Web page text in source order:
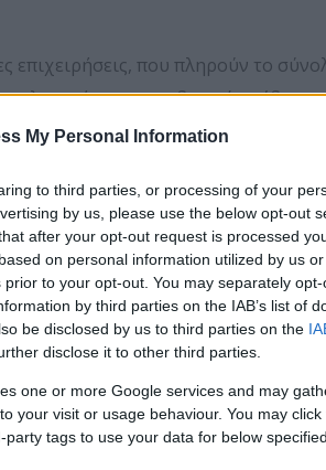
My Personal Information
to third parties, or processing of your
by us, please use the below opt-out
after your opt-out request is processed
on personal information utilized by us
to your opt-out. You may separately
by third parties on the IAB’s list of
be disclosed by us to third parties on the
disclose it to other third parties.
one or more Google services and may
your visit or usage behaviour. You may
tags to use your data for below
επιχειρήσεις, που πληρούν το
υλοποιήσουν επενδυτικό σχέδιο
επιλέξιμο ΚΑΔ επένδυσης σε
οι επιχειρήσεις πουέχουν
διαθέτουν δύο πλήρεις
(έτος ν).
είναι οι ακόλουθες:
να αφορά σε υφιστάμενη/ες
πριν τη δημοσίευση της
θα υλοποιηθεί το επενδυτικό